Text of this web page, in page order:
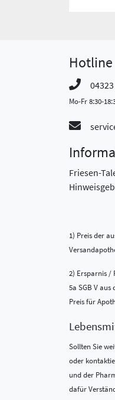
Hotline
Mo-Fr 8:30-
Friesen-
1) Preis der
2) Ersparnis /
5a SGB V
Preis für
Sollten Sie
oder
und der
dafür